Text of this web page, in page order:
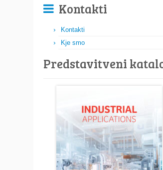
Kontakti
Kontakti
Kje smo
Predstavitveni